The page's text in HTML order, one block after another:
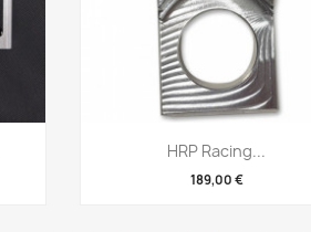
Vorschau
HRP Racing...
189,00 €